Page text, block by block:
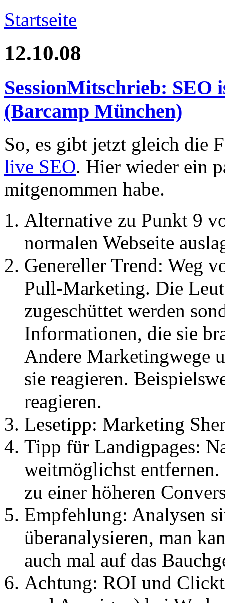
Startseite
12.10.08
SessionMitschrieb: SEO
(Barcamp München)
So, es gibt jetzt gleich die
live SEO. Hier wieder ein
mitgenommen habe.
Alternative zu Punkt 9
normalen Webseite
Genereller Trend: Weg
Pull-Marketing. Die
zugeschüttet werden
Informationen, die sie
Andere Marketingwege
sie reagieren.
reagieren.
Lesetipp: Marketing
Tipp für Landigpages:
weitmöglichst
zu einer höheren
Empfehlung: Analysen
überanalysieren, man
auch mal auf das
Achtung: ROI und